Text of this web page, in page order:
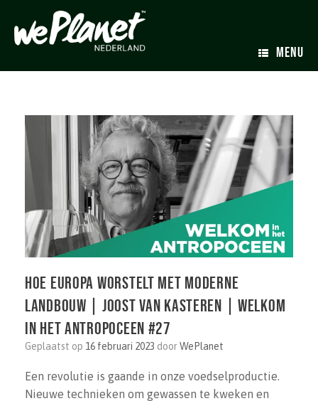
MENU
Hoe Europa worstelt met moderne
landbouw | Joost van Kasteren | Welkom
in het Antropoceen #27
Geplaatst op 16 februari 2023 doorWePlanet
Een revolutie is gaande in onze voedselproductie.
Nieuwe technieken om gewassen te kweken en